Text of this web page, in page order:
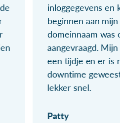
inloggegevens en
beginnen aan
domeinnaam was
aangevraagd.
een tijdje en er is
downtime
lekker snel.
Patty